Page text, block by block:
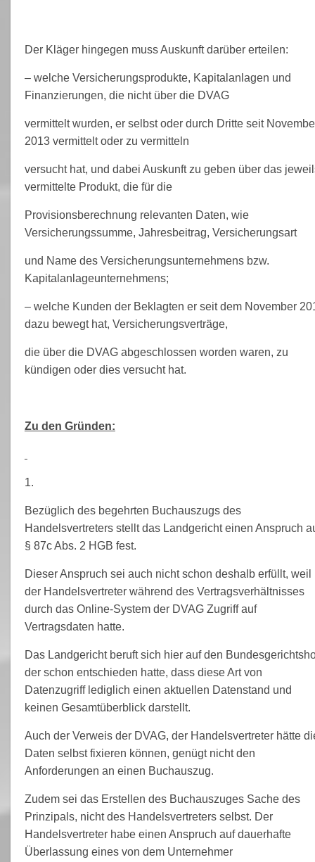
Der Kläger hingegen muss Auskunft darüber erteilen:
– welche Versicherungsprodukte, Kapitalanlagen und
Finanzierungen, die nicht über die DVAG
vermittelt wurden, er selbst oder durch Dritte seit
2013 vermittelt oder zu vermitteln
versucht hat, und dabei Auskunft zu geben über das
vermittelte Produkt, die für die
Provisionsberechnung relevanten Daten, wie
Versicherungssumme, Jahresbeitrag, Versicherungsart
und Name des Versicherungsunternehmens bzw.
Kapitalanlageunternehmens;
– welche Kunden der Beklagten er seit dem November
dazu bewegt hat, Versicherungsverträge,
die über die DVAG abgeschlossen worden waren, zu
kündigen oder dies versucht hat.
Zu den Gründen:
1.
Bezüglich des begehrten Buchauszugs des
Handelsvertreters stellt das Landgericht einen Anspruch
§ 87c Abs. 2 HGB fest.
Dieser Anspruch sei auch nicht schon deshalb erfüllt, weil
der Handelsvertreter während des Vertragsverhältnisses
durch das Online-System der DVAG Zugriff auf
Vertragsdaten hatte.
Das Landgericht beruft sich hier auf den
der schon entschieden hatte, dass diese Art von
Datenzugriff lediglich einen aktuellen Datenstand und
keinen Gesamtüberblick darstellt.
Auch der Verweis der DVAG, der Handelsvertreter hätte
Daten selbst fixieren können, genügt nicht den
Anforderungen an einen Buchauszug.
Zudem sei das Erstellen des Buchauszuges Sache des
Prinzipals, nicht des Handelsvertreters selbst. Der
Handelsvertreter habe einen Anspruch auf dauerhafte
Überlassung eines von dem Unternehmer